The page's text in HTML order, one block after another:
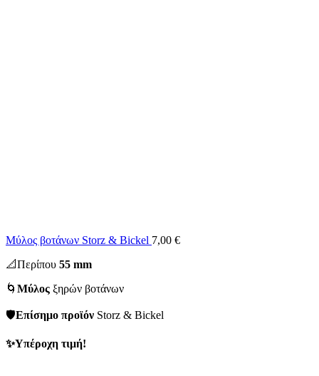
Μύλος βοτάνων Storz & Bickel 7,00 €
📐Περίπου 55 mm
🌀 Μύλος ξηρών βοτάνων
🛡️Επίσημο προϊόν Storz & Bickel
✨Υπέροχη τιμή!